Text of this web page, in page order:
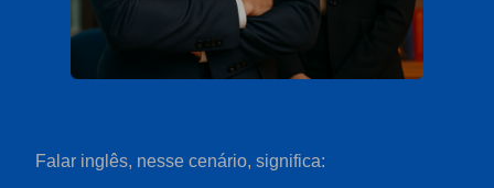
Falar inglês, nesse cenário, significa: